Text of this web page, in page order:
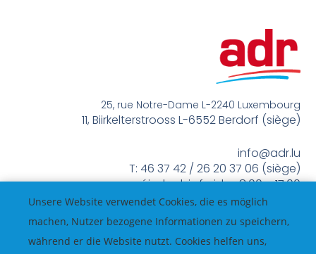
25, rue Notre-Dame L-2240 Luxembourg
11, Biirkelterstrooss L-6552 Berdorf (siège)
info@adr.lu
T: 46 37 42 / 26 20 37 06 (siège)
méindes bis freides 8:00 – 17:00
Unsere Website verwendet Cookies, die es möglich
machen, Nutzer bezogene Informationen zu speichern,
während er die Website nutzt. Cookies helfen uns,